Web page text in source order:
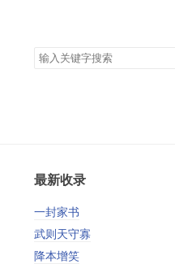
搜
最新收录
一封家书
武则天守寡
降本增笑